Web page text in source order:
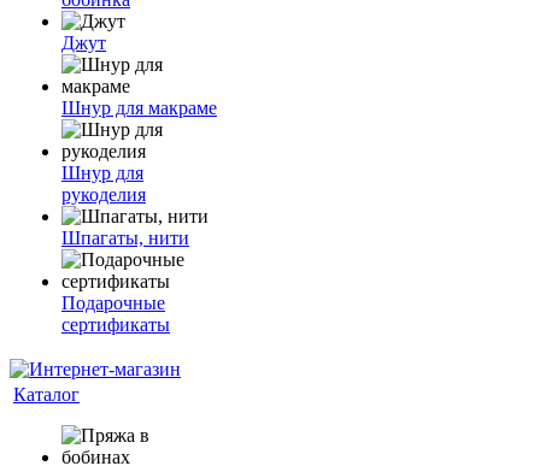
Джут
Шнур для макраме
Шнур для
рукоделия
Шпагаты, нити
Подарочные
сертификаты
Каталог